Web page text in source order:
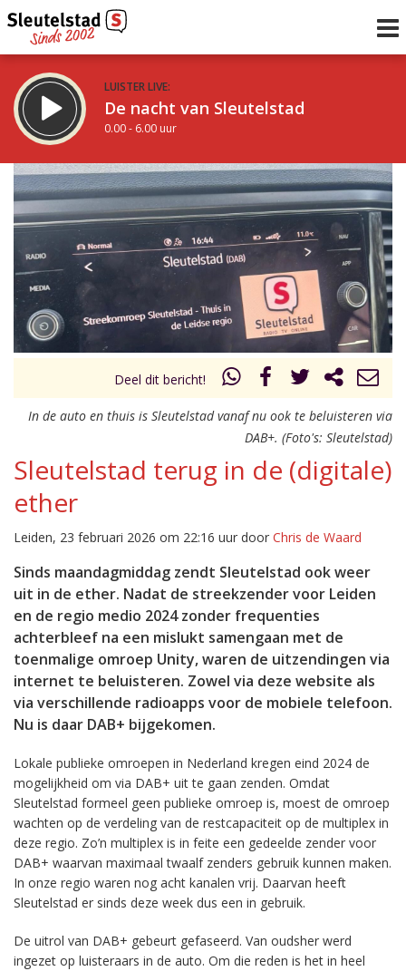
LUISTER LIVE:
De nacht van Sleutelstad
0.00 - 6.00 uur
STRAKS:
De ochtend van Sleutelstad
6.00 - 12.00 uur
Vorig uur
uur 1 van 0 Volgend uur
Deel dit bericht!
In de auto en thuis is Sleutelstad vanaf nu ook te beluisteren via
DAB+. (Foto's: Sleutelstad)
Sleutelstad terug in de (digitale)
ether
Leiden, 23 februari 2026 om 22:16 uur door Chris de Waard
Sinds maandagmiddag zendt Sleutelstad ook weer
uit in de ether. Nadat de streekzender voor Leiden
en de regio medio 2024 zonder frequenties
achterbleef na een mislukt samengaan met de
toenmalige omroep Unity, waren de uitzendingen via
internet te beluisteren. Zowel via deze website als
via verschillende radioapps voor de mobiele telefoon.
Nu is daar DAB+ bijgekomen.
Lokale publieke omroepen in Nederland kregen eind 2024 de
mogelijkheid om via DAB+ uit te gaan zenden. Omdat
Sleutelstad formeel geen publieke omroep is, moest de omroep
wachten op de verdeling van de restcapaciteit op de multiplex in
deze regio. Zo’n multiplex is in feite een gedeelde zender voor
DAB+ waarvan maximaal twaalf zenders gebruik kunnen maken.
In onze regio waren nog acht kanalen vrij. Daarvan heeft
Sleutelstad er sinds deze week dus een in gebruik.
De uitrol van DAB+ gebeurt gefaseerd. Van oudsher werd
ingezet op luisteraars in de auto. Om die reden is het in heel